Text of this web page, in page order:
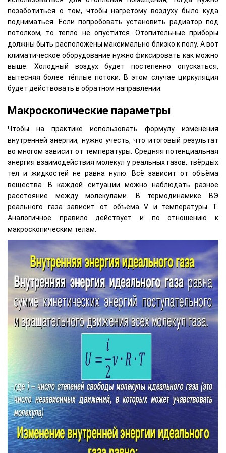
позаботиться о том, чтобы нагретому воздуху было куда
подниматься. Если попробовать установить радиатор под
потолком, то тепло не опустится. Отопительные приборы
должны быть расположены максимально близко к полу. А вот
климатическое оборудование нужно фиксировать как можно
выше. Холодный воздух будет постепенно опускаться,
вытесняя более тёплые потоки. В этом случае циркуляция
будет действовать в обратном направлении.
Макроскопические параметры
Чтобы на практике использовать формулу изменения
внутренней энергии, нужно учесть, что итоговый результат
во многом зависит от температуры. Средняя потенциальная
энергия взаимодействия молекул у реальных газов, твёрдых
тел и жидкостей не равна нулю. Всё зависит от объёма
вещества. В каждой ситуации можно наблюдать разное
расстояние между молекулами. В термодинамике ВЭ
реального газа зависит от объёма V и температуры T.
Аналогичное правило действует и по отношению к
макроскопическим телам.